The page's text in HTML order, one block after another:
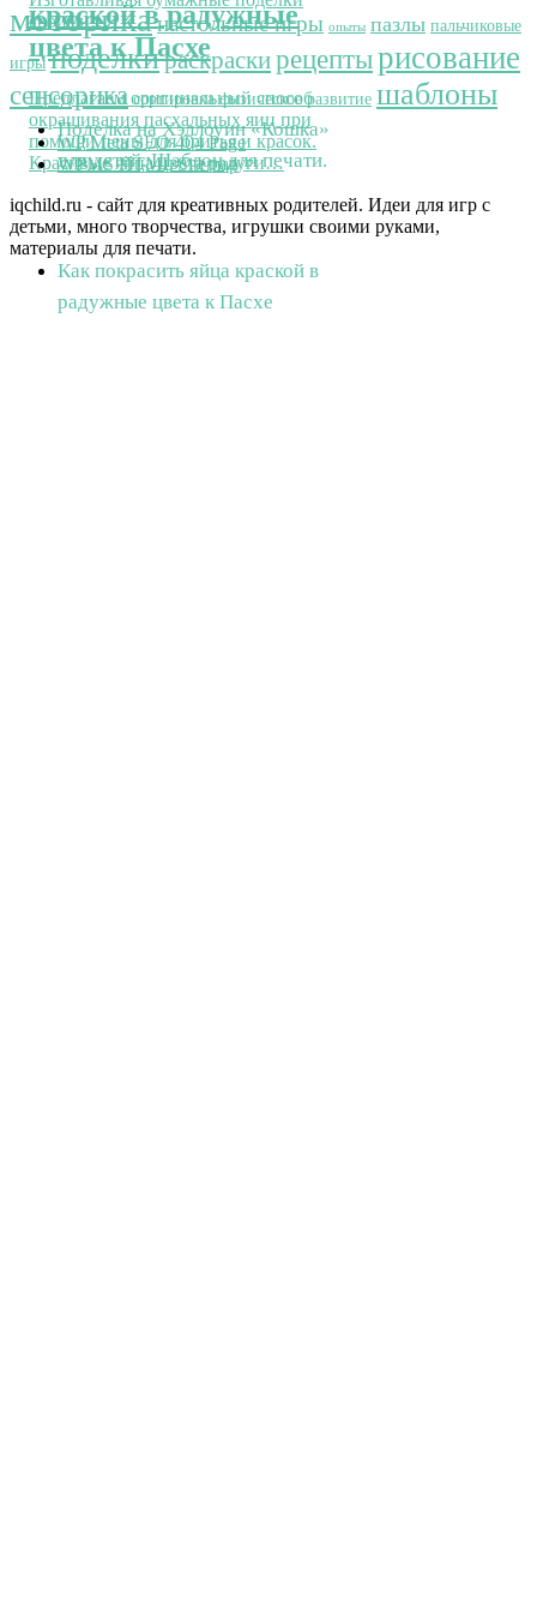
своими…
Поделка на Хэллоуин «Кошка»
для детей. Шаблон для печати.
краской в радужные
цвета к Пасхе
Предлагаем оригинальный способ
окрашивания пасхальных яиц при
помощи пены для бритья и красок.
Красивые яйца цвета радуги…
Как покрасить яйца краской в
радужные цвета к Пасхе
моториканастольные игры опыты пазлы пальчиковые
игры поделкираскраскирецептырисование
сенсорика сортировка физическое развитие шаблоны
WP Meta SEO 404 Page
WPMS HTML Sitemap
iqchild.ru - сайт для креативных родителей. Идеи для игр с
детьми, много творчества, игрушки своими руками,
материалы для печати.